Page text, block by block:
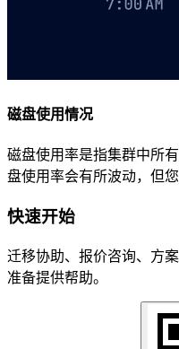
磁盘使用情况
磁盘使用率是指集群中所
盘使用率会有所波动，但
快速开始
迁移协助、报价咨询、方
准备提供帮助。